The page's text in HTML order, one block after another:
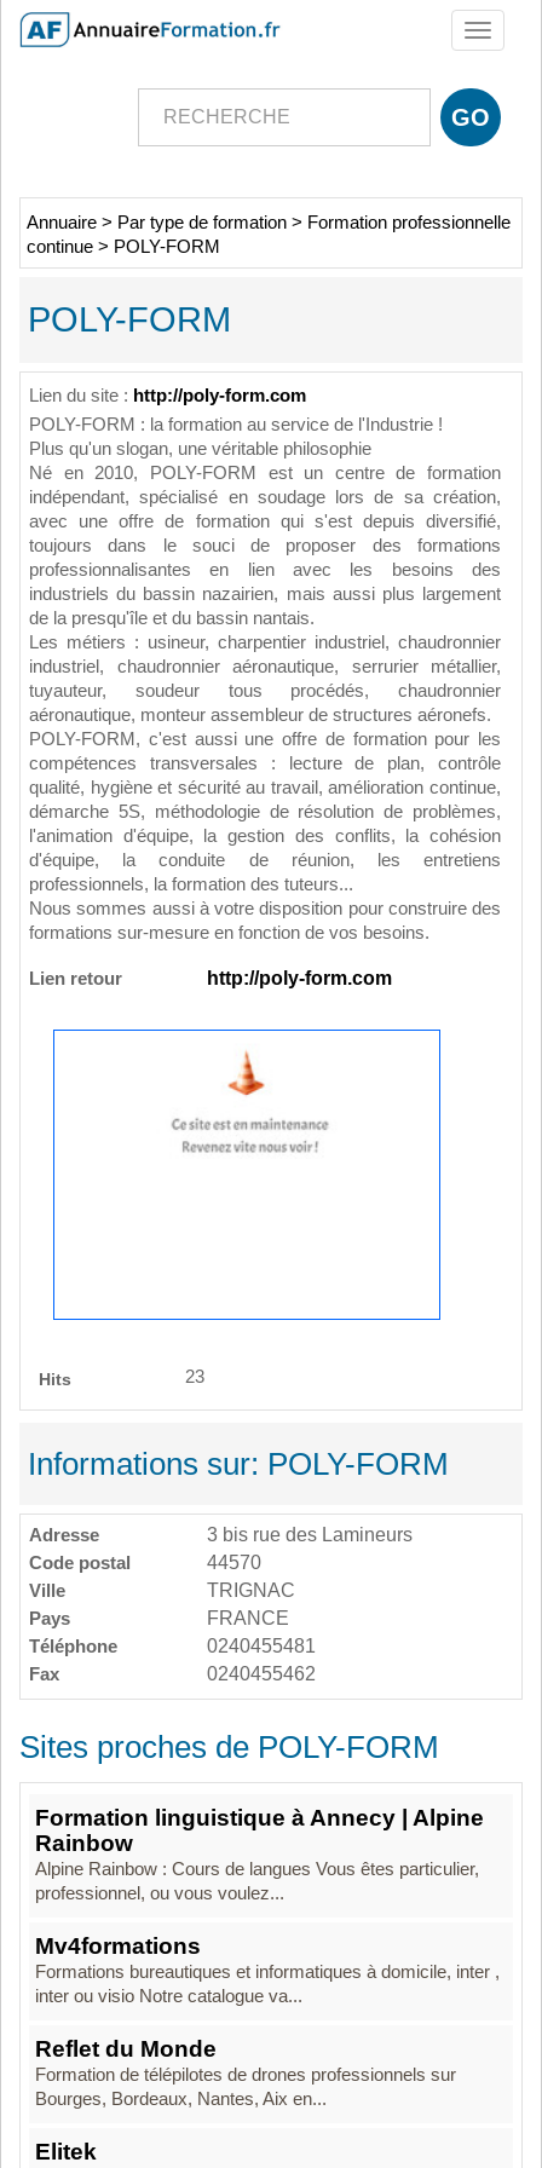
Toggle
Annuaire > Par type de formation > Formation professionnelle
continue > POLY-FORM
POLY-FORM
Lien du site : http://poly-form.com
POLY-FORM : la formation au service de l'Industrie !
Plus qu'un slogan, une véritable philosophie
Né en 2010, POLY-FORM est un centre de formation
indépendant, spécialisé en soudage lors de sa création,
avec une offre de formation qui s'est depuis diversifié,
toujours dans le souci de proposer des formations
professionnalisantes en lien avec les besoins des
industriels du bassin nazairien, mais aussi plus largement
de la presqu'île et du bassin nantais.
Les métiers : usineur, charpentier industriel, chaudronnier
industriel, chaudronnier aéronautique, serrurier métallier,
tuyauteur, soudeur tous procédés, chaudronnier
aéronautique, monteur assembleur de structures aéronefs.
POLY-FORM, c'est aussi une offre de formation pour les
compétences transversales : lecture de plan, contrôle
qualité, hygiène et sécurité au travail, amélioration continue,
démarche 5S, méthodologie de résolution de problèmes,
l'animation d'équipe, la gestion des conflits, la cohésion
d'équipe, la conduite de réunion, les entretiens
professionnels, la formation des tuteurs...
Nous sommes aussi à votre disposition pour construire des
formations sur-mesure en fonction de vos besoins.
Lien retour http://poly-form.com
Hits 23
Informations sur: POLY-FORM
Adresse
3 bis rue des Lamineurs
Code postal
44570
Ville
TRIGNAC
Pays
FRANCE
Téléphone
0240455481
Fax
0240455462
Sites proches de POLY-FORM
Formation linguistique à Annecy | Alpine
Rainbow
Alpine Rainbow : Cours de langues Vous êtes particulier,
professionnel, ou vous voulez...
Mv4formations
Formations bureautiques et informatiques à domicile, inter ,
inter ou visio Notre catalogue va...
Reflet du Monde
Formation de télépilotes de drones professionnels sur
Bourges, Bordeaux, Nantes, Aix en...
Elitek